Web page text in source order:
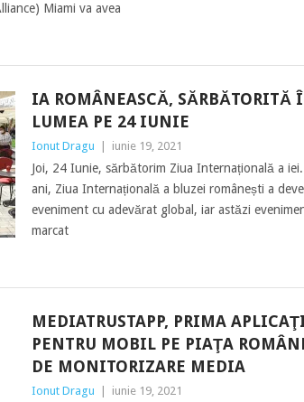
Miami va avea
IA ROMÂNEASCĂ, SĂRBĂTORITĂ
LUMEA PE 24 IUNIE
Ionut Dragu iunie 19, 2021
Joi, 24 Iunie, sărbătorim Ziua Internațională a
ani, Ziua Internațională a bluzei românești a
eveniment cu adevărat global, iar astăzi
marcat
MEDIATRUSTAPP, PRIMA
PENTRU MOBIL PE PIAŢA
DE MONITORIZARE MEDIA
Ionut Dragu iunie 19, 2021